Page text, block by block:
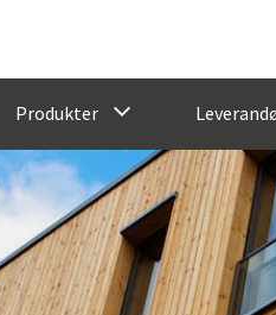
Produkter